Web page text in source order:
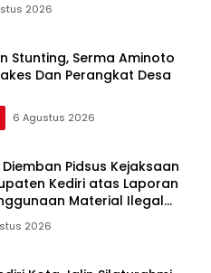
2026
Stunting, Serma Aminoto
Dan Perangkat Desa
6 Agustus 2026
Pidsus Kejaksaan
Kediri atas Laporan
Material Ilegal
Oleh PT. HASTARI JAYA
2026